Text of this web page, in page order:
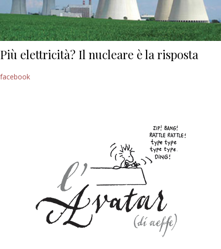
Più elettricità? Il nucleare è la risposta
facebook